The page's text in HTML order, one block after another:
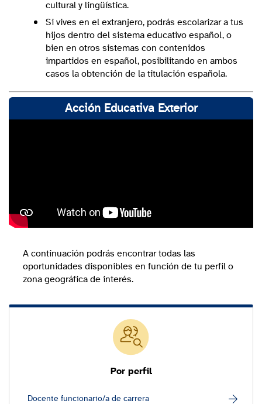
cultural y lingüística.
Si vives en el extranjero, podrás escolarizar a tus
hijos dentro del sistema educativo español, o
bien en otros sistemas con contenidos
impartidos en español, posibilitando en ambos
casos la obtención de la titulación española.
Acción Educativa Exterior
A continuación podrás encontrar todas las
oportunidades disponibles en función de tu perfil o
zona geográfica de interés.
Por perfil
Docente funcionario/a de carrera